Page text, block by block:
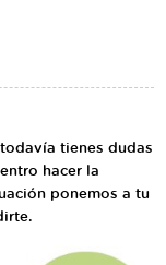
tienes dudas
hacer la
ponemos a tu